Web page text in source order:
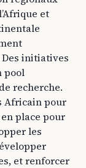
et
initiatives
pool
recherche.
Africain pour
place pour
les
et renforcer